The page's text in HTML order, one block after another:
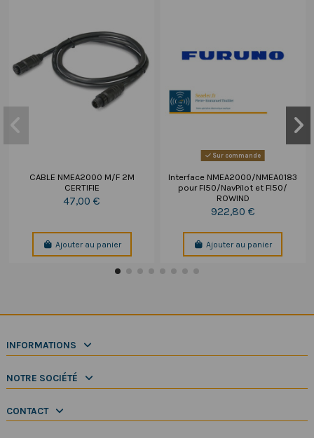
CABLE NMEA2000 M/F 2M
CERTIFIE
47,00 €
Ajouter au panier
Sur commande
Interface NMEA2000/NMEA0183
pour FI50/NavPilot et FI50/
ROWIND
922,80 €
Ajouter au panier
INFORMATIONS
NOTRE SOCIÉTÉ
CONTACT